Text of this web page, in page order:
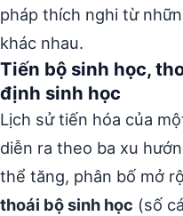
pháp thích nghi từ
khác nhau.
Tiến bộ sinh học,
định sinh học
Lịch sử tiến hóa của
diễn ra theo ba xu
thể tăng, phân bố mở
thoái bộ sinh học (số